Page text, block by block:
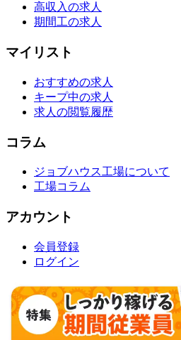
高収入の求人
期間工の求人
マイリスト
おすすめの求人
キープ中の求人
求人の閲覧履歴
コラム
ジョブハウス工場について
工場コラム
アカウント
会員登録
ログイン